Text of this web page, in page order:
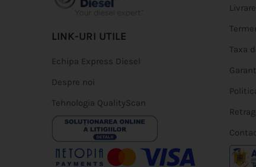
LINK-URI UTILE
Echipa Express Diesel
Despre noi
Tehnologia QualityScan
Taxa